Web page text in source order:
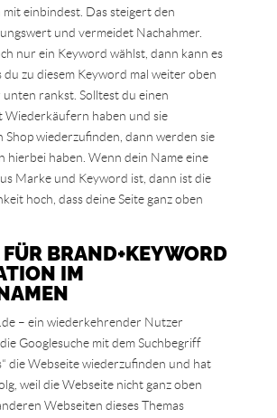
einbindest. Das steigert den
und vermeidet Nachahmer.
nur ein Keyword wählst, dann kann es
du zu diesem Keyword mal weiter oben
rankst. Solltest du einen
Wiederkäufern haben und sie
Shop wiederzufinden, dann werden sie
hierbei haben. Wenn dein Name eine
Marke und Keyword ist, dann ist die
hoch, dass deine Seite ganz oben
BRAND+KEYWORD
IM
– ein wiederkehrender Nutzer
Googlesuche mit dem Suchbegriff
die Webseite wiederzufinden und hat
weil die Webseite nicht ganz oben
Webseiten dieses Themas